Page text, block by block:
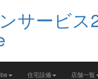
住宅設備 店舗一覧